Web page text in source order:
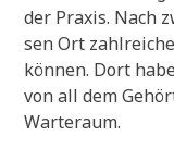
der Pra­xis. Nach
sen Ort
kön­nen. Dort
von all dem
Warteraum.